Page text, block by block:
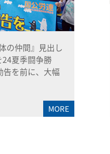
の仲間』見出し
夏季闘争勝
を前に、大幅
MORE